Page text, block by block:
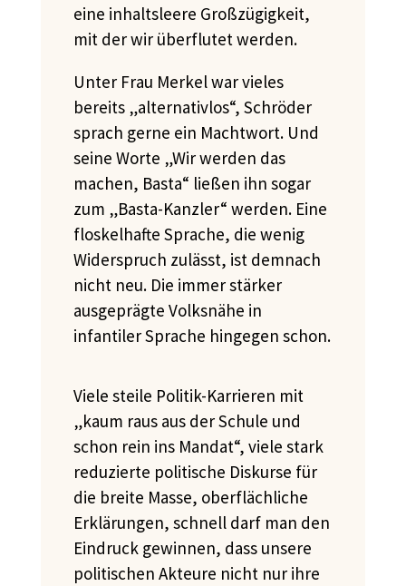
eine inhaltsleere Großzügigkeit,
mit der wir überflutet werden.
Unter Frau Merkel war vieles
bereits „alternativlos“, Schröder
sprach gerne ein Machtwort. Und
seine Worte „Wir werden das
machen, Basta“ ließen ihn sogar
zum „Basta-Kanzler“ werden. Eine
floskelhafte Sprache, die wenig
Widerspruch zulässt, ist demnach
nicht neu. Die immer stärker
ausgeprägte Volksnähe in
infantiler Sprache hingegen schon.
Viele steile Politik-Karrieren mit
„kaum raus aus der Schule und
schon rein ins Mandat“, viele stark
reduzierte politische Diskurse für
die breite Masse, oberflächliche
Erklärungen, schnell darf man den
Eindruck gewinnen, dass unsere
politischen Akteure nicht nur ihre